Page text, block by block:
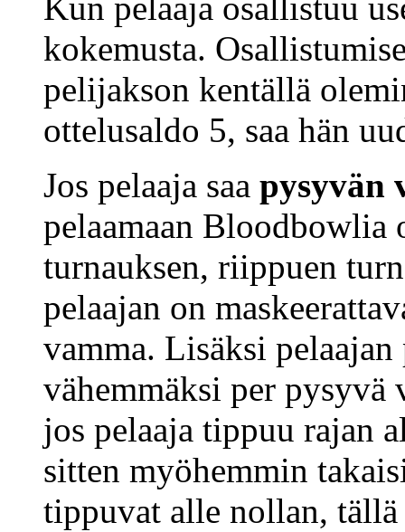
Kun pelaaja osallistuu
kokemusta.
pelijakson kentällä
ottelusaldo 5, saa hän
Jos pelaaja saa pysyvän
pelaamaan Bloodbowlia
turnauksen, riippuen
pelaajan on
vamma. Lisäksi
vähemmäksi per pysyvä
jos pelaaja tippuu rajan
sitten myöhemmin
tippuvat alle nollan,